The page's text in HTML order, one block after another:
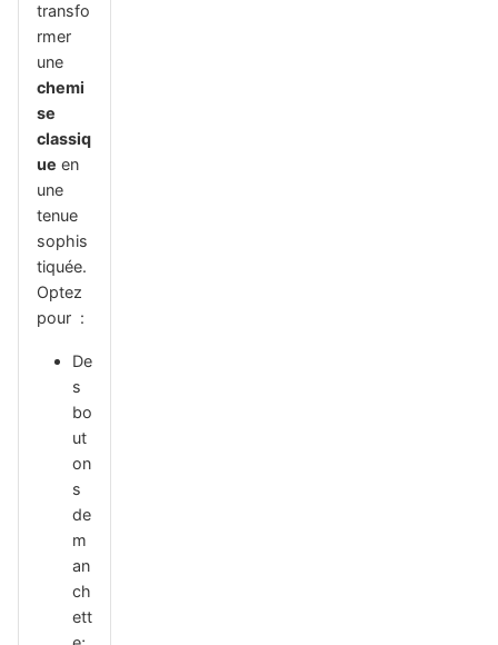
transfo
rmer
une
chemi
se
classiq
ue en
une
tenue
sophis
tiquée.
Optez
pour :
De
s
bo
ut
on
s
de
m
an
ch
ett